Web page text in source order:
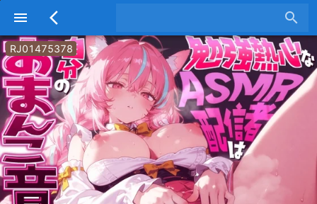
menu arrow_back_ios search
RJ01475378